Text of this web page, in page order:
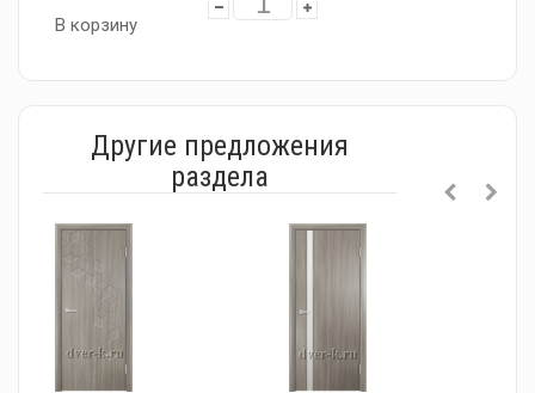
В корзину
Другие предложения
раздела